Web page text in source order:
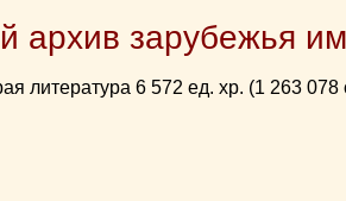
архив зарубежья
литература 6 572 ед. хр. (1 263 078